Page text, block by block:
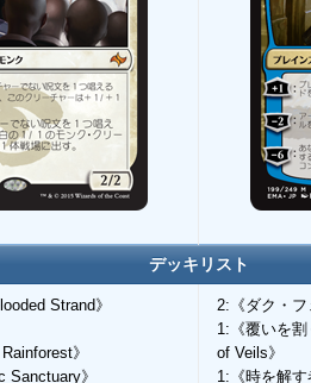
デッキリスト
Strand》
》
Sanctuary》
2:《ダク・フ
1:《覆いを
of Veils》
1:《時を解